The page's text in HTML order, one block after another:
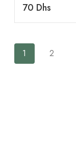
0
5
70 Dhs
1 2